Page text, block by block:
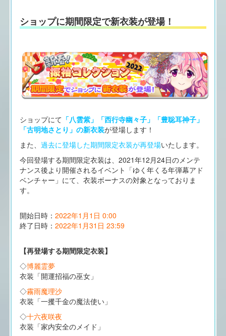
ショップに期間限定で新衣装が登場！
ショップにて 「八雲紫」「西行寺幽々子」「豊聡耳神子」
「古明地さとり」の新衣装が登場します！
また、 過去に登場した期間限定衣装が再登場いたします。
今回登場する期間限定衣装は、2021年12月24日のメンテ
ナンス後より開催されるイベント「ゆく年くる年弾幕アド
ベンチャー」にて、衣装ボーナスの対象となっておりま
す。
開始日時： 2022年1月1日 0:00
終了日時： 2022年1月31日 23:59
【再登場する期間限定衣装】
◇博麗霊夢
衣装「開運招福の巫女」
◇霧雨魔理沙
衣装「一攫千金の魔法使い」
◇十六夜咲夜
衣装「家内安全のメイド」